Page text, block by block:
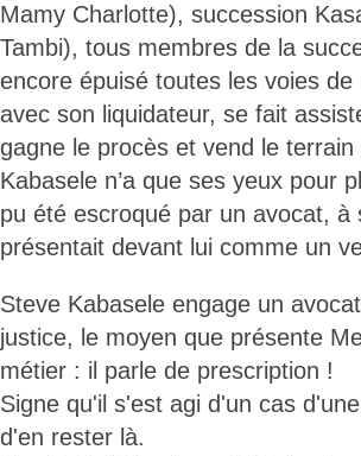
Mamy Charlotte), succession
Tambi), tous membres de la
encore épuisé toutes les voies
avec son liquidateur, se fait
gagne le procès et vend le
Kabasele n’a que ses yeux pour
pu été escroqué par un avocat,
présentait devant lui comme un
Steve Kabasele engage un
justice, le moyen que présente
métier : il parle de prescription !
Signe qu'il s'est agi d'un cas
d'en rester là.